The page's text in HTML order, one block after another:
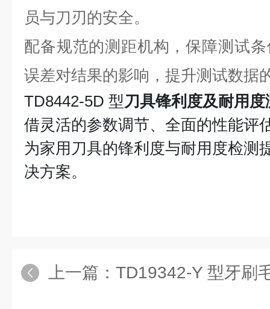
员与刀刃的安全。
配备规范的测距机构，保障测试
误差对结果的影响，提升测试数据
TD8442-5D 型刀具锋利度及耐用
借灵活的参数调节、全面的性能评
为家用刀具的锋利度与耐用度检测
决方案。
上一篇： TD19342-Y 型牙刷